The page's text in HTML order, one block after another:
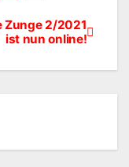
Zunge 2/2021
ist nun online!